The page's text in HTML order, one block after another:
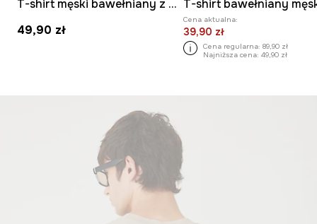
T-shirt męski bawełniany z elastanem
49,90 zł
Cena aktualna:
39,90 zł
Cena regularna: 89,90 zł
Najniższa cena: 49,90 zł